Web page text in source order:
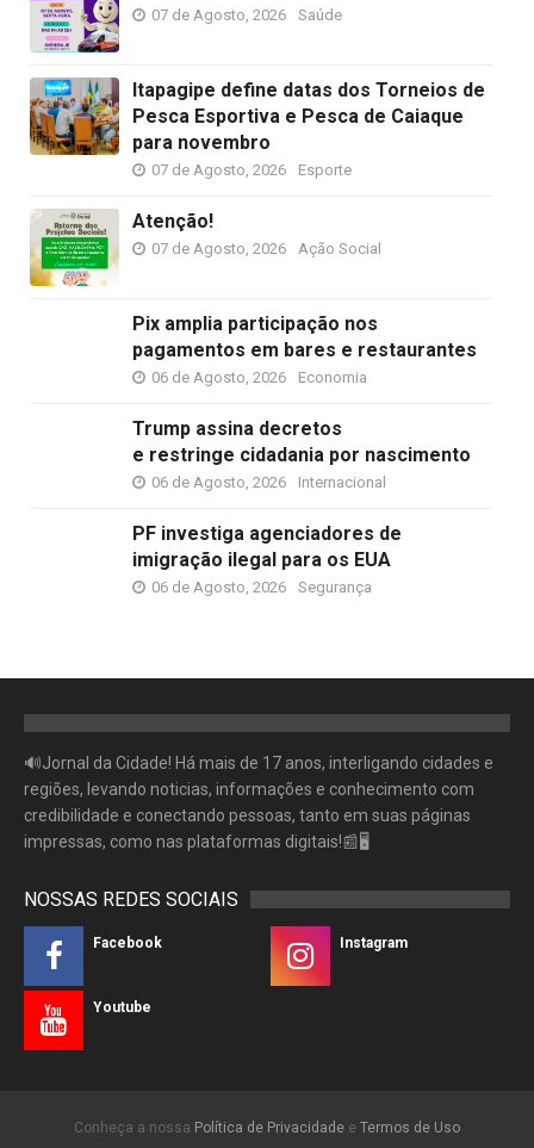
07 de Agosto, 2026 Saúde
Itapagipe define datas dos Torneios de
Pesca Esportiva e Pesca de Caiaque
para novembro
07 de Agosto, 2026 Esporte
Atenção!
07 de Agosto, 2026 Ação Social
Pix amplia participação nos
pagamentos em bares e restaurantes
06 de Agosto, 2026 Economia
Trump assina decretos
e restringe cidadania por nascimento
06 de Agosto, 2026 Internacional
PF investiga agenciadores de
imigração ilegal para os EUA
06 de Agosto, 2026 Segurança
🔊Jornal da Cidade! Há mais de 17 anos, interligando cidades e
regiões, levando noticias, informações e conhecimento com
credibilidade e conectando pessoas, tanto em suas páginas
impressas, como nas plataformas digitais!📰🖥
NOSSAS REDES SOCIAIS
Facebook Instagram
Youtube
Conheça a nossa Política de Privacidade e Termos de Uso